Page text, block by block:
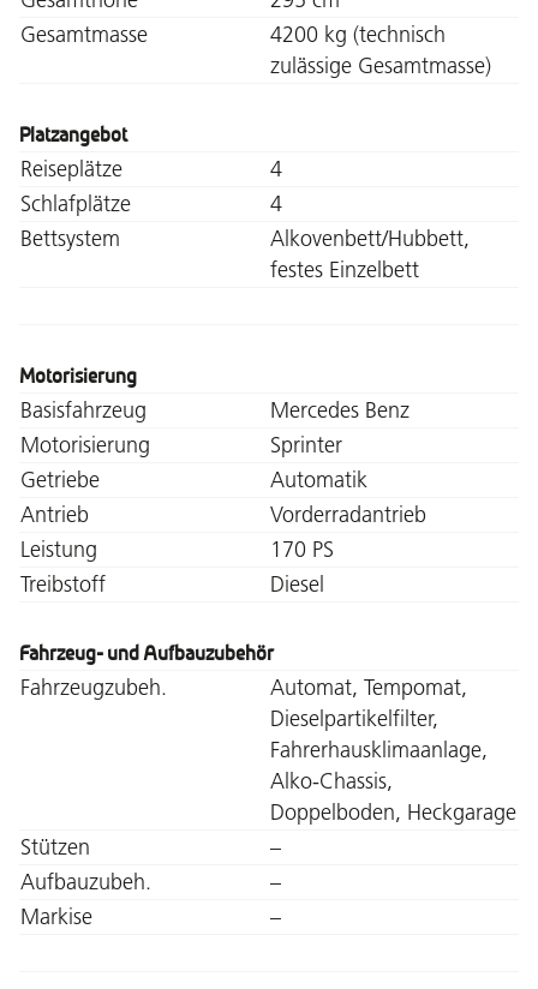
Gesamtmasse
4200 kg (technisch
zulässige Gesamtmasse)
Platzangebot
Reiseplätze
4
Schlafplätze
4
Bettsystem
Alkovenbett/Hubbett,
festes Einzelbett
Motorisierung
Basisfahrzeug
Mercedes Benz
Motorisierung
Sprinter
Getriebe
Automatik
Antrieb
Vorderradantrieb
Leistung
170 PS
Treibstoff
Diesel
Fahrzeug- und Aufbauzubehör
Fahrzeugzubeh.
Automat, Tempomat,
Dieselpartikelfilter,
Fahrerhausklimaanlage,
Alko-Chassis,
Doppelboden, Heckgarage
Stützen
–
Aufbauzubeh.
–
Markise
–